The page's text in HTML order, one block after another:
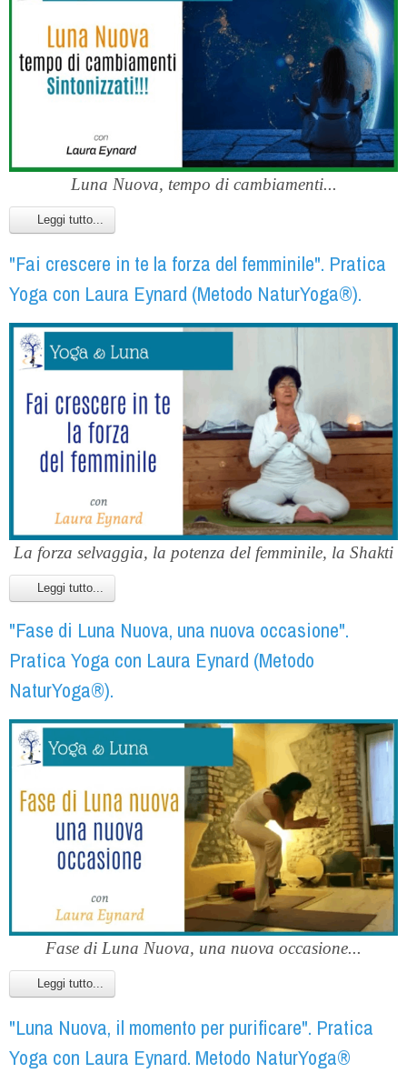
Luna Nuova, tempo di cambiamenti...
Leggi tutto...
"Fai crescere in te la forza del femminile". Pratica
Yoga con Laura Eynard (Metodo NaturYoga®).
La forza selvaggia, la potenza del femminile, la Shakti
Leggi tutto...
"Fase di Luna Nuova, una nuova occasione".
Pratica Yoga con Laura Eynard (Metodo
NaturYoga®).
Fase di Luna Nuova, una nuova occasione...
Leggi tutto...
"Luna Nuova, il momento per purificare". Pratica
Yoga con Laura Eynard. Metodo NaturYoga®